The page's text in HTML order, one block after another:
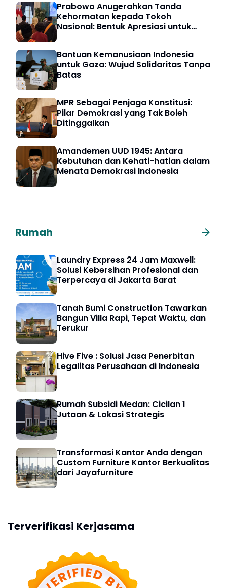
Prabowo Anugerahkan Tanda
Kehormatan kepada Tokoh
Nasional: Bentuk Apresiasi untuk
Bantuan Kemanusiaan Indonesia
untuk Gaza: Wujud Solidaritas Tanpa
Batas
MPR Sebagai Penjaga Konstitusi:
Pilar Demokrasi yang Tak Boleh
Ditinggalkan
Amandemen UUD 1945: Antara
Kebutuhan dan Kehati-hatian dalam
Menata Demokrasi Indonesia
Rumah
Laundry Express 24 Jam Maxwell:
Solusi Kebersihan Profesional dan
Terpercaya di Jakarta Barat
Tanah Bumi Construction Tawarkan
Bangun Villa Rapi, Tepat Waktu, dan
Terukur
Hive Five : Solusi Jasa Penerbitan
Legalitas Perusahaan di Indonesia
Rumah Subsidi Medan: Cicilan 1
Jutaan & Lokasi Strategis
Transformasi Kantor Anda dengan
Custom Furniture Kantor Berkualitas
dari Jayafurniture
Terverifikasi Kerjasama